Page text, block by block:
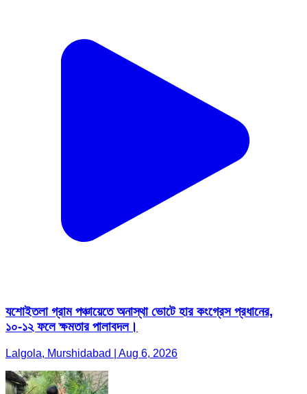
যশোইতলা গ্রাম পঞ্চায়েতে অনাস্থা ভোটে হার কংগ্রেস প্রধানের,
১০-১২ ফলে ক্ষমতার পালাবদল।
Lalgola, Murshidabad | Aug 6, 2026